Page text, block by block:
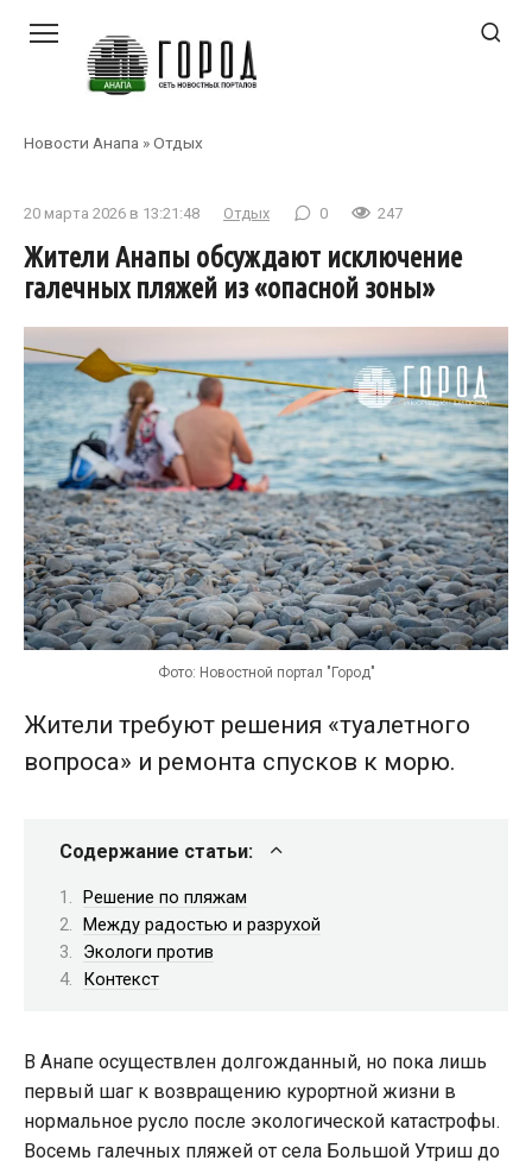
Новости Анапа »Отдых
20 марта 2026 в 13:21:48 Отдых 0 247
Жители Анапы обсуждают исключение
галечных пляжей из «опасной зоны»
Фото: Новостной портал "Город"
Жители требуют решения «туалетного
вопроса» и ремонта спусков к морю.
Содержание статьи:
Решение по пляжам
Между радостью и разрухой
Экологи против
Контекст
В Анапе осуществлен долгожданный, но пока лишь
первый шаг к возвращению курортной жизни в
нормальное русло после экологической катастрофы.
Восемь галечных пляжей от села Большой Утриш до